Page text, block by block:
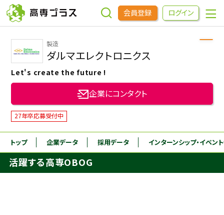
会員登録 ログイン
企業をさがす
進学先をさがす
インターンシップ・イベントをさがす
高専OBOGをさがす
製造
ダルマエレクトロニクス
Let's create the future !
企業にコンタクト
27年卒応募受付中
トップ 企業データ 採用データ インターンシップ・イベン
活躍する高専OBOG